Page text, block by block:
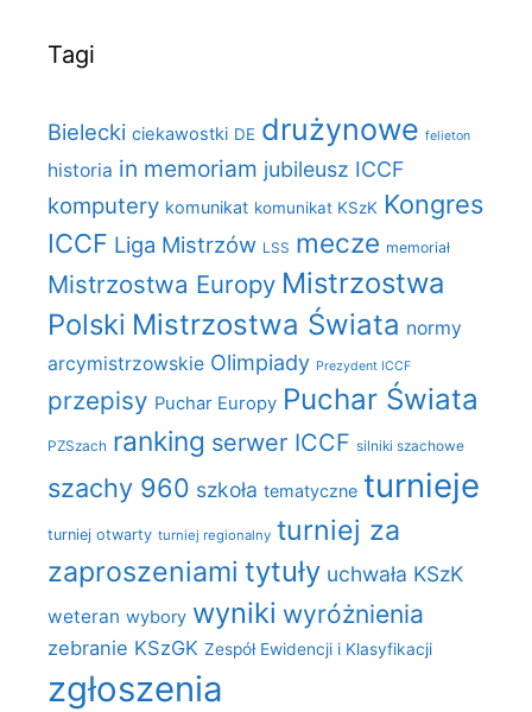
Tagi
Bielecki ciekawostki DE drużynowe felieton
historia in memoriam jubileusz ICCF
komputery komunikat komunikat KSzK Kongres
ICCF Liga Mistrzów LSS mecze memoriał
Mistrzostwa Europy Mistrzostwa
Polski Mistrzostwa Świata normy
arcymistrzowskie Olimpiady Prezydent ICCF
przepisy Puchar Europy Puchar Świata
PZSzach ranking serwer ICCF silniki szachowe
szachy 960 szkoła tematyczne turnieje
turniej otwarty turniej regionalny turniej za
zaproszeniami tytuły uchwała KSzK
weteran wybory wyniki wyróżnienia
zebranie KSzGK Zespół Ewidencji i Klasyfikacji
zgłoszenia